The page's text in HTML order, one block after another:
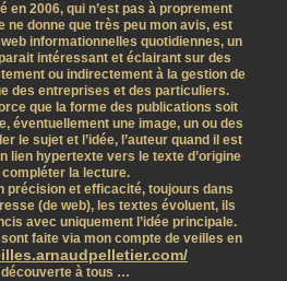
en 2006, qui n’est pas à proprement
ne donne que très peu mon avis, est
informationnelles quotidiennes, un
intéressant et éclairant sur des
ou indirectement à la gestion de
des entreprises et des particuliers.
que la forme des publications soit
éventuellement une image, un ou des
le sujet et l’idée, l’auteur quand il est
lien hypertexte vers le texte d’origine
compléter la lecture.
précision et efficacité, toujours dans
(de web), les textes évoluent, ils
avec uniquement l’idée principale.
faite via mon compte de veilles en
découverte à tous …